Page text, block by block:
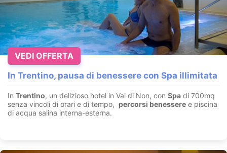
In Trentino, pausa di benessere con Spa illimitata
In Trentino, un delizioso hotel in Val di Non, con Spa di 700mq
senza vincoli di orari e di tempo, percorsi benessere e piscina
di acqua salina interna-esterna.
VEDI OFFERTA